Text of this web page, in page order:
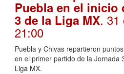
Puebla en el inicio
3 de la Liga MX. 31
21:00
Puebla y Chivas repartieron
en el primer partido de la Jornada
Liga MX.